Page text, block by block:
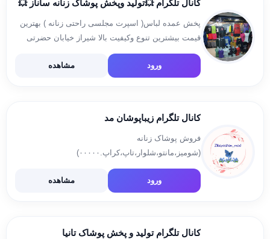
کانال تلگرام 💥تولید وپخش پوشاک زنانه ساناز 💥
پخش عمده لباس( اسپرت مجلسی راحتی زنانه ) بهترین
قیمت بیشترین تنوع وکیفیت بالا شیراز خیابان حضرتی
07137363834 09337886741 @karimi6741
ورود مشاهده
کانال تلگرام زیباپوشان مد
فروش پوشاک زنانه
(شومیز،مانتو،شلوار،تاپ،کراپ.۰۰۰۰۰)
روسری،شال،کیف،اکسسوری ارتباط با ادمین وثبت
ورود مشاهده
کانال تلگرام تولید و پخش پوشاک تانیا